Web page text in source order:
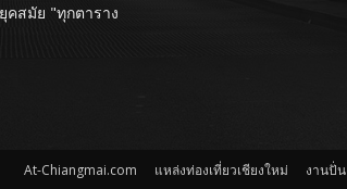
คสมัย "ทุกตาราง
At-Chiangmai.com แหล่งท่องเที่ยวเชียงใหม่ งานปั่น